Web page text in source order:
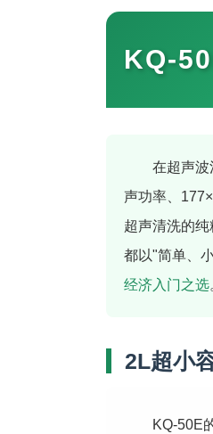
KQ-
在超声
声功率、
超声清洗的
都以"简单、
经济入门之选
2L超小
KQ-50E